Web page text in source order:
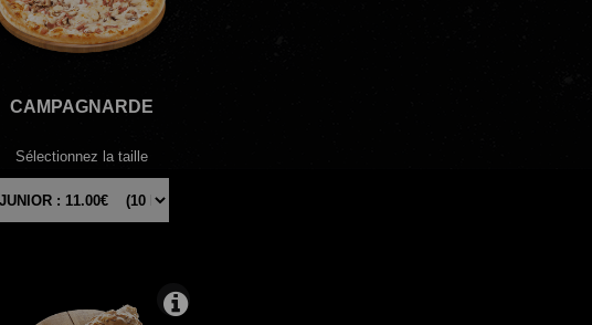
CAMPAGNARDE
Sélectionnez la taille